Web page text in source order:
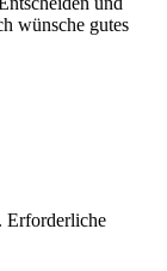
wünsche gutes
Erforderliche